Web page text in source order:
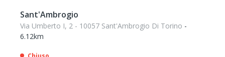
Sant'Ambrogio
Via Umberto I, 2 - 10057 Sant'Ambrogio Di Torino -
6.12km